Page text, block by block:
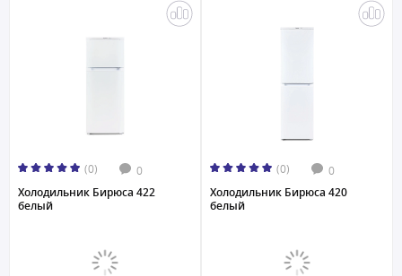
(0) 0
Холодильник Бирюса 422
белый
(0) 0
Холодильник Бирюса 420
белый